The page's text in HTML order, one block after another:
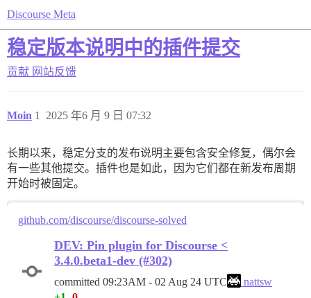
Discourse Meta
稳定版本说明中的插件提交
贡献 网站反馈
Moin 2025 年6 月 9 日 07:32
1
长期以来，稳定分支的发布说明主要包含安全修复，偶尔会
有一些其他提交。插件也是如此，因为它们都在新发布周期
开始时被固定。
github.com/discourse/discourse-solved
DEV: Pin plugin for Discourse <
3.4.0.beta1-dev (#302)
committed 09:23AM - 02 Aug 24 UTC
nattsw